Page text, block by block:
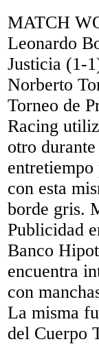
MATCH
Leonardo
Justicia (1-
Norberto
Torneo de
Racing
otro
con esta
borde gris.
Publicidad
Banco
encuentra
con
La misma
del Cuerpo